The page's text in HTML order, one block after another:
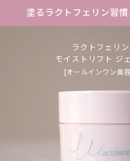
塗るラクトフェリン習
ラクトフェリ
モイストリフト ジ
[オールインワン美